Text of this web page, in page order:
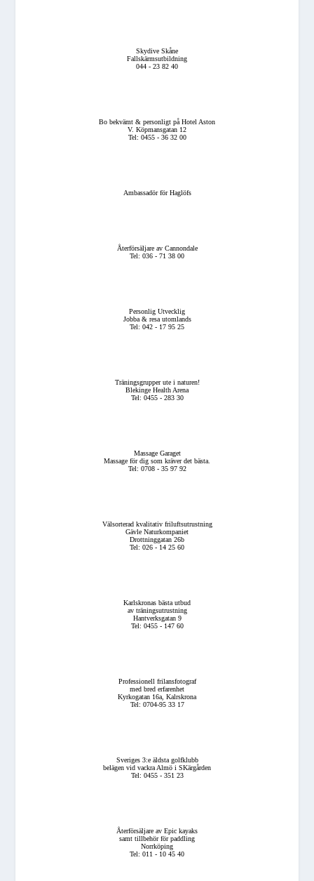
Skydive Skåne
Fallskärmsutbildning
044 - 23 82 40
Bo bekvämt & personligt på Hotel Aston
V. Köpmansgatan 12
Tel: 0455 - 36 32 00
Ambassadör för Haglöfs
Återförsäljare av Cannondale
Tel: 036 - 71 38 00
Personlig Utvecklig
Jobba & resa utomlands
Tel: 042 - 17 95 25
Träningsgrupper ute i naturen!
Blekinge Health Arena
Tel: 0455 - 283 30
Massage Garaget
Massage för dig som kräver det bästa.
Tel: 0708 - 35 97 92
Välsorterad kvalitativ friluftsutrustning
Gävle Naturkompaniet
Drottninggatan 26b
Tel: 026 - 14 25 60
Karlskronas bästa utbud
av träningsutrustning
Hantverksgatan 9
Tel: 0455 - 147 60
Professionell frilansfotograf
med bred erfarenhet
Kyrkogatan 16a, Kalrskrona
Tel: 0704-95 33 17
Sveriges 3:e äldsta golfklubb
belägen vid vackra Almö i SKärgården
Tel: 0455 - 351 23
Återförsäljare av Epic kayaks
samt tillbehör för paddling
Norrköping
Tel: 011 - 10 45 40